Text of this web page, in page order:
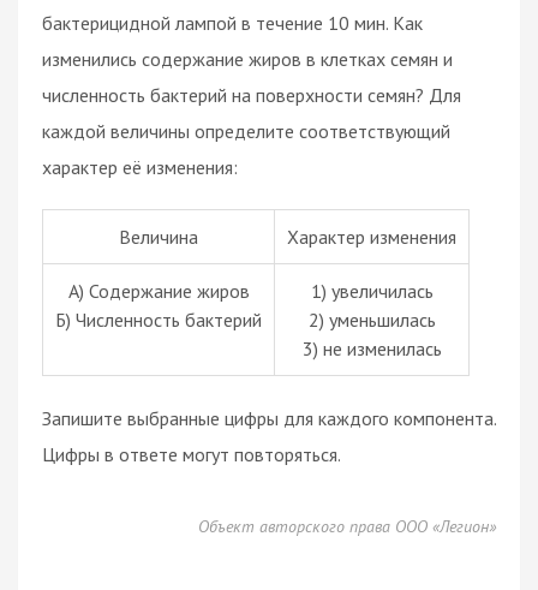
бактерицидной лампой в течение 10 мин. Как
изменились содержание жиров в клетках семян и
численность бактерий на поверхности семян? Для
каждой величины определите соответствующий
характер её изменения:
Величина Характер изменения
A) Содержание жиров
Б) Численность бактерий
1) увеличилась
2) уменьшилась
3) не изменилась
Запишите выбранные цифры для каждого компонента.
Цифры в ответе могут повторяться.
Объект авторского права ООО «Легион»